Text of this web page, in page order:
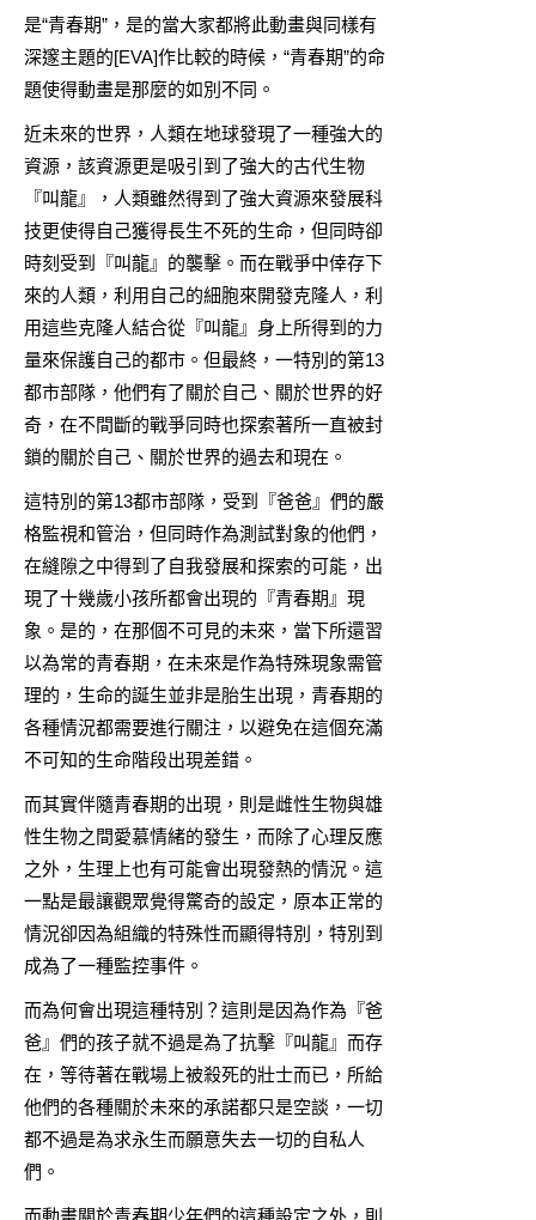
是“青春期”，是的當大家都將此動畫與同樣有
深邃主題的[EVA]作比較的時候，“青春期”的命
題使得動畫是那麼的如別不同。
近未來的世界，人類在地球發現了一種強大的
資源，該資源更是吸引到了強大的古代生物
『叫龍』，人類雖然得到了強大資源來發展科
技更使得自己獲得長生不死的生命，但同時卻
時刻受到『叫龍』的襲擊。而在戰爭中倖存下
來的人類，利用自己的細胞來開發克隆人，利
用這些克隆人結合從『叫龍』身上所得到的力
量來保護自己的都市。但最終，一特別的第13
都市部隊，他們有了關於自己、關於世界的好
奇，在不間斷的戰爭同時也探索著所一直被封
鎖的關於自己、關於世界的過去和現在。
這特別的第13都市部隊，受到『爸爸』們的嚴
格監視和管治，但同時作為測試對象的他們，
在縫隙之中得到了自我發展和探索的可能，出
現了十幾歲小孩所都會出現的『青春期』現
象。是的，在那個不可見的未來，當下所還習
以為常的青春期，在未來是作為特殊現象需管
理的，生命的誕生並非是胎生出現，青春期的
各種情況都需要進行關注，以避免在這個充滿
不可知的生命階段出現差錯。
而其實伴隨青春期的出現，則是雌性生物與雄
性生物之間愛慕情緒的發生，而除了心理反應
之外，生理上也有可能會出現發熱的情況。這
一點是最讓觀眾覺得驚奇的設定，原本正常的
情況卻因為組織的特殊性而顯得特別，特別到
成為了一種監控事件。
而為何會出現這種特別？這則是因為作為『爸
爸』們的孩子就不過是為了抗擊『叫龍』而存
在，等待著在戰場上被殺死的壯士而已，所給
他們的各種關於未來的承諾都只是空談，一切
都不過是為求永生而願意失去一切的自私人
們。